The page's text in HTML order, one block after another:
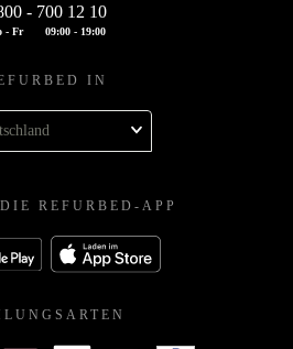
- 700 12 10
- Fr 09:00 - 19:00
IN
REFURBED-APP